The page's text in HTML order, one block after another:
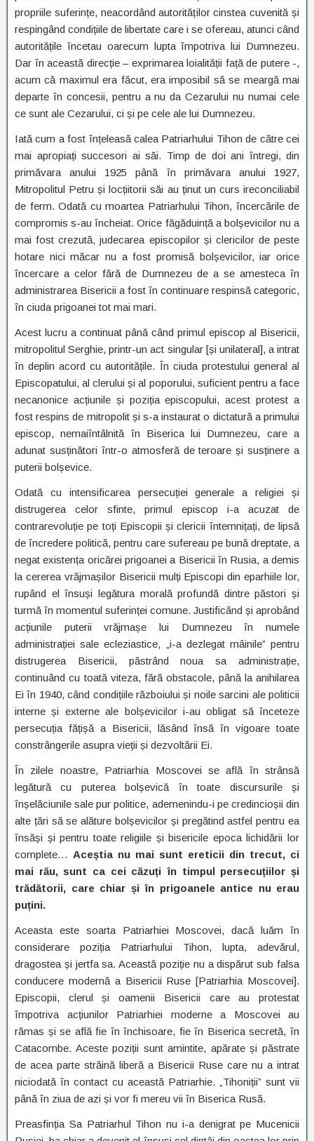
propriile suferințe, neacordând autorităților cinstea cuvenită și
respingând condițiile de libertate care i se ofereau, atunci când
autoritățile încetau oarecum lupta împotriva lui Dumnezeu.
Dar în această direcție – exprimarea loialității față de putere -,
acum că maximul era făcut, era imposibil să se meargă mai
departe în concesii, pentru a nu da Cezarului nu numai cele
ce sunt ale Cezarului, ci și pe cele ale lui Dumnezeu.
Iată cum a fost înțeleasă calea Patriarhului Tihon de către cei
mai apropiați succesori ai săi. Timp de doi ani întregi, din
primăvara anului 1925 până în primăvara anului 1927,
Mitropolitul Petru și locțiitorii săi au ținut un curs ireconciliabil
de ferm. Odată cu moartea Patriarhului Tihon, încercările de
compromis s-au încheiat. Orice făgăduință a bolșevicilor nu a
mai fost crezută, judecarea episcopilor și clericilor de peste
hotare nici măcar nu a fost promisă bolșevicilor, iar orice
încercare a celor fără de Dumnezeu de a se amesteca în
administrarea Bisericii a fost în continuare respinsă categoric,
în ciuda prigoanei tot mai mari.
Acest lucru a continuat până când primul episcop al Bisericii,
mitropolitul Serghie, printr-un act singular [și unilateral], a intrat
în deplin acord cu autoritățile. În ciuda protestului general al
Episcopatului, al clerului și al poporului, suficient pentru a face
necanonice acțiunile și poziția episcopului, acest protest a
fost respins de mitropolit și s-a instaurat o dictatură a primului
episcop, nemaiîntâlnită în Biserica lui Dumnezeu, care a
adunat susținători într-o atmosferă de teroare și susținere a
puterii bolșevice.
Odată cu intensificarea persecuției generale a religiei și
distrugerea celor sfinte, primul episcop i-a acuzat de
contrarevoluție pe toți Episcopii și clericii întemnițați, de lipsă
de încredere politică, pentru care sufereau pe bună dreptate, a
negat existența oricărei prigoanei a Bisericii în Rusia, a demis
la cererea vrăjmașilor Bisericii mulți Episcopi din eparhiile lor,
rupând el însuși legătura morală profundă dintre păstori și
turmă în momentul suferinței comune. Justificând și aprobând
acțiunile puterii vrăjmașe lui Dumnezeu în numele
administrației sale ecleziastice, „i-a dezlegat mâinile” pentru
distrugerea Bisericii, păstrând noua sa administrație,
continuând cu toată viteza, fără obstacole, până la anihilarea
Ei în 1940, când condițiile războiului și noile sarcini ale politicii
interne și externe ale bolșevicilor i-au obligat să înceteze
persecuția fățișă a Bisericii, lăsând însă în vigoare toate
constrângerile asupra vieții și dezvoltării Ei.
În zilele noastre, Patriarhia Moscovei se află în strânsă
legătură cu puterea bolșevică în toate discursurile și
înșelăciunile sale pur politice, ademenindu-i pe credincioșii din
alte țări să se alăture bolșevicilor și pregătind astfel pentru ea
însăși și pentru toate religiile și bisericile epoca lichidării lor
complete… Aceștia nu mai sunt ereticii din trecut, ci
mai rău, sunt ca cei căzuți în timpul persecuțiilor și
trădătorii, care chiar și în prigoanele antice nu erau
puțini.
Aceasta este soarta Patriarhiei Moscovei, dacă luăm în
considerare poziția Patriarhului Tihon, lupta, adevărul,
dragostea și jertfa sa. Această poziție nu a dispărut sub falsa
conducere modernă a Bisericii Ruse [Patriarhia Moscovei].
Episcopii, clerul și oamenii Bisericii care au protestat
împotriva acțiunilor Patriarhiei moderne a Moscovei au
rămas și se află fie în închisoare, fie în Biserica secretă, în
Catacombe. Aceste poziții sunt amintite, apărate și păstrate
de acea parte străină liberă a Bisericii Ruse care nu a intrat
niciodată în contact cu această Patriarhie. „Tihoniții” sunt vii
până în ziua de azi și vor fi mereu vii în Biserica Rusă.
Preasfinția Sa Patriarhul Tihon nu i-a denigrat pe Mucenicii